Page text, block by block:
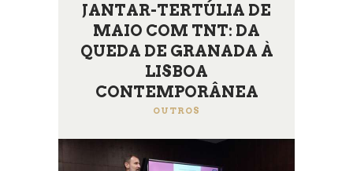
NOTÍCIAS
FAZER-SE SÓCIO
LIGAÇÕES ÚTEIS
CONTACTOS
JANTAR-TERTÚLIA DE
MAIO COM TNT: DA
QUEDA DE GRANADA À
LISBOA
CONTEMPORÂNEA
OUTROS